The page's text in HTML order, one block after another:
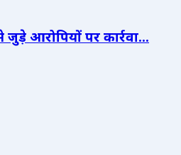
आरोपियों पर कार्रवा...